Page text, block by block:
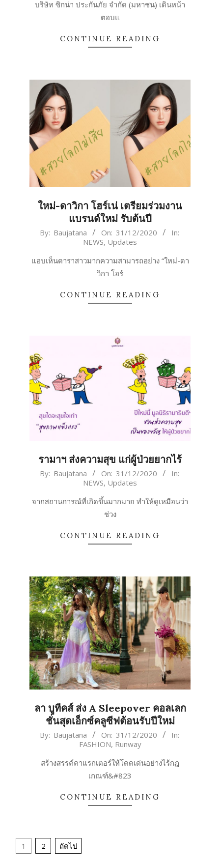
บริษัท ซิกน่า ประกันภัย จำกัด (มหาชน) เดินหน้า
ตอบแ
CONTINUE READING
ใหม่-ดาวิกา โฮร์เน่ เตรียมร่วมงาน
แบรนด์ใหม่ รับต้นปี
2020-
By: Baujatana On: 31/12/2020
In:
NEWS, Updates
แอบเห็นดาราสาวมากความสามารถอย่าง “ใหม่-ดา
วิกา โฮร์
CONTINUE READING
รามาฯ ส่งความสุข แก่ผู้ป่วยยากไร้
2020-
By: Baujatana On: 31/12/2020
In:
NEWS, Updates
จากสถานการณ์ที่เกิดขึ้นมากมาย ทำให้ดูเหมือนว่า
ช่วง
CONTINUE READING
ลา บูทีคส์ ส่ง A Sleepover คอลเลก
ชั่นสุดเอ็กซ์คลูซีฟต้อนรับปีใหม่
2020-
By: Baujatana On: 31/12/2020
In:
FASHION, Runway
สร้างสรรค์คาแรกเตอร์ให้โดดเด่นอย่างไร้กฎ
เกณฑ์&#823
CONTINUE READING
Posts
1 2 ถัดไป